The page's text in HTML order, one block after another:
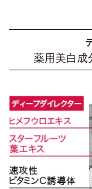
薬用美白成